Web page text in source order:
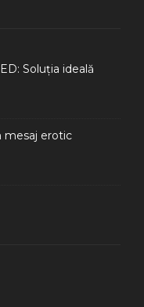
Soluția ideală
mesaj erotic